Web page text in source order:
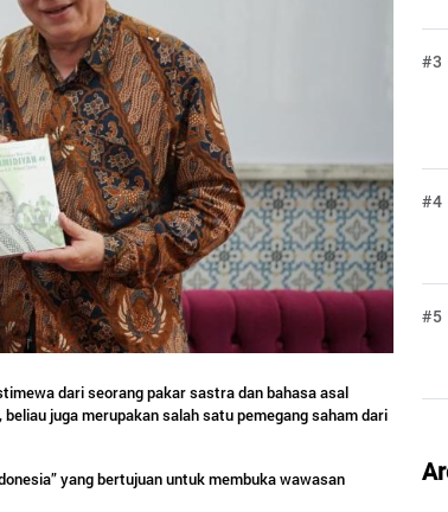
dari seorang pakar sastra dan bahasa asal
juga merupakan salah satu pemegang saham dari
yang bertujuan untuk membuka wawasan
#3
#4
#5